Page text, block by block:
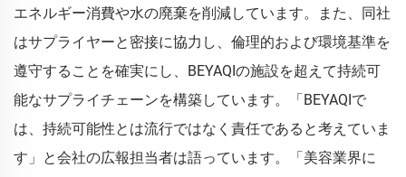
エネルギー消費や水の廃棄を削減しています。また、同社
はサプライヤーと密接に協力し、倫理的および環境基準を
遵守することを確実にし、BEYAQIの施設を超えて持続可
能なサプライチェーンを構築しています。「BEYAQIで
は、持続可能性とは流行ではなく責任であると考えていま
す」と会社の広報担当者は語っています。「美容業界に